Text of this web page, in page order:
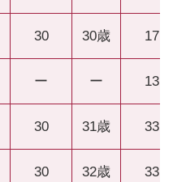
30 30歳 17
ー ー 13
30 31歳 33
30 32歳 33